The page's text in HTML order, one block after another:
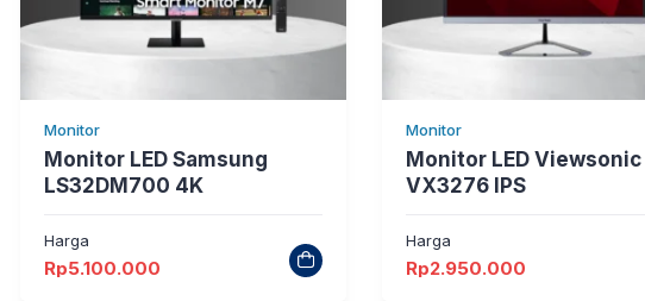
Monitor
Monitor LED Samsung
LS32DM700 4K
Harga
Rp5.100.000
Monitor
Monitor LED Viewsonic
VX3276 IPS
Harga
Rp2.950.000